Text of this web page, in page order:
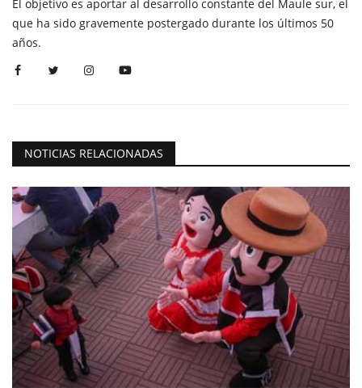
El objetivo es aportar al desarrollo constante del Maule sur, el
que ha sido gravemente postergado durante los últimos 50
años.
NOTICIAS RELACIONADAS